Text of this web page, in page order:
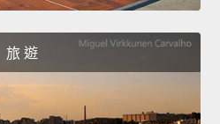
旅 遊